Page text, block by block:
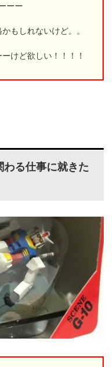
ーー
もしれないけど。。
けど欲しい！！！！
わる仕事に就きた